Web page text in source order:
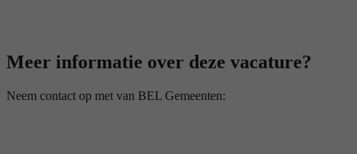
Meer informatie over deze vacature?
Neem contact op met van BEL Gemeenten: